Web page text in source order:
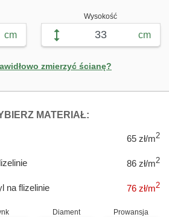
cm
Wysokość
cm
zmierzyć ścianę?
MATERIAŁ:
65 zł/m2
86 zł/m2
na flizelinie 76 zł/m2
Diament Prowansja